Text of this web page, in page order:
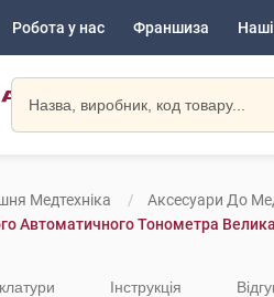
Робота у нас Франшиза
Медтехніка
Аксесуари До
Автоматичного Тонометра
Інструкція